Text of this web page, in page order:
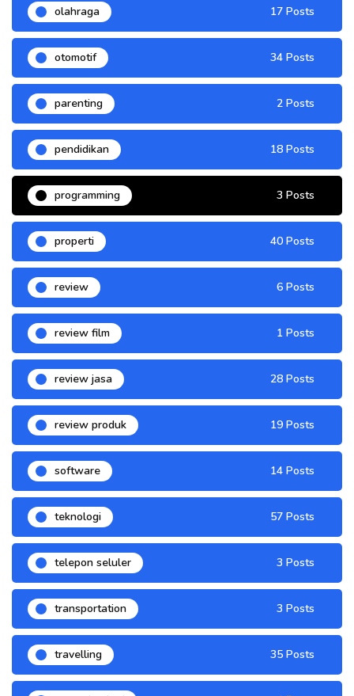
olahraga 17 Posts
otomotif 34 Posts
parenting 2 Posts
pendidikan 18 Posts
programming 3 Posts
properti 40 Posts
review 6 Posts
review film 1 Posts
review jasa 28 Posts
review produk 19 Posts
software 14 Posts
teknologi 57 Posts
telepon seluler 3 Posts
transportation 3 Posts
travelling 35 Posts